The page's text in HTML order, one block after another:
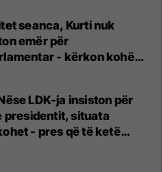
seanca, Kurti nuk
emër për
- kërkon kohë
marrëveshje politike
LDK-ja insiston për
presidentit, situata
- pres që të ketë